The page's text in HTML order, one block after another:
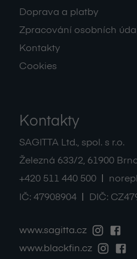
Doprava a platby
Zpracování osobních
Kontakty
Cookies
Kontakty
SAGITTA Ltd., spol. s r.o.
Železná 633/2, 61900
+420 511 440 500
IČ: 47908904 DIČ:
www.sagitta.cz
www.blackfin.cz